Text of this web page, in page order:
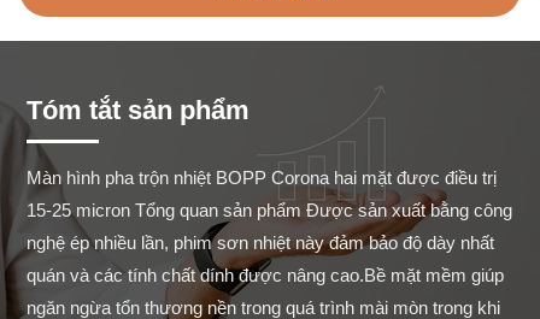
Tóm tắt sản phẩm
Màn hình pha trộn nhiệt BOPP Corona hai mặt được điều trị
15-25 micron Tổng quan sản phẩm Được sản xuất bằng công
nghệ ép nhiều lần, phim sơn nhiệt này đảm bảo độ dày nhất
quán và các tính chất dính được nâng cao.Bề mặt mềm giúp
ngăn ngừa tổn thương nền trong quá trình mài mòn trong khi